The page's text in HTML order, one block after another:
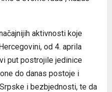
aktivnosti koje
od 4. aprila
put postrojile jedinice
do danas postoje i
i bezbjednosti, te da